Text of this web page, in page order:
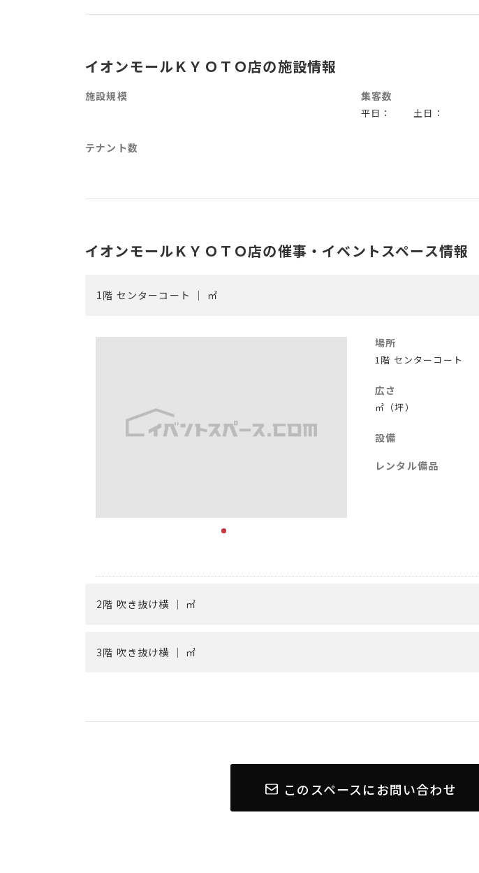
イオンモールＫＹＯＴＯ店の施設情報
施設規模 集客数
平日： 土日：
テナント数
イオンモールＫＹＯＴＯ店の催事・イベントスペース情報
1階 センターコート ｜ ㎡
場所
1階 センターコート
広さ
㎡（坪）
設備
レンタル備品
2階 吹き抜け横 ｜ ㎡
3階 吹き抜け横 ｜ ㎡
このスペースにお問い合わせ